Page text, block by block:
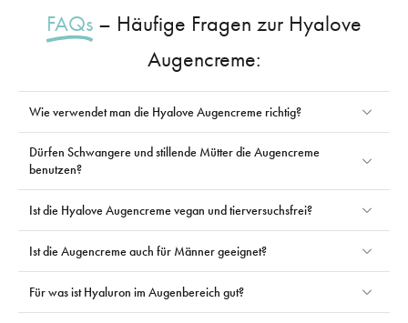
FAQs – Häufige Fragen zur Hyalove
Augencreme:
Wie verwendet man die Hyalove Augencreme richtig?
Dürfen Schwangere und stillende Mütter die Augencreme
benutzen?
Ist die Hyalove Augencreme vegan und tierversuchsfrei?
Ist die Augencreme auch für Männer geeignet?
Für was ist Hyaluron im Augenbereich gut?